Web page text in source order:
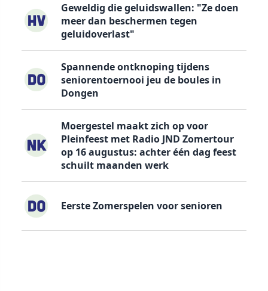
Geweldig die geluidswallen: "Ze doen
meer dan beschermen tegen
geluidoverlast"
Spannende ontknoping tijdens
seniorentoernooi jeu de boules in
Dongen
Moergestel maakt zich op voor
Pleinfeest met Radio JND Zomertour
op 16 augustus: achter één dag feest
schuilt maanden werk
Eerste Zomerspelen voor senioren